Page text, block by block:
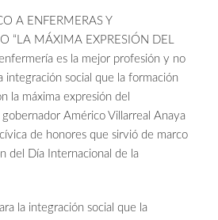
A ENFERMERAS Y
“LA MÁXIMA EXPRESIÓN DEL
es la mejor profesión y no
integración social que la formación
la máxima expresión del
gobernador Américo Villarreal Anaya
de honores que sirvió de marco
del Día Internacional de la
la integración social que la